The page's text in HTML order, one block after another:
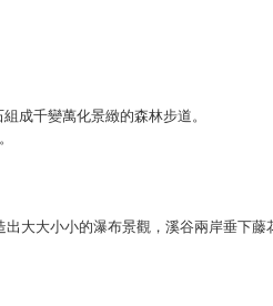
成千變萬化景緻的森林步道。
大大小小的瀑布景觀，溪谷兩岸垂下藤